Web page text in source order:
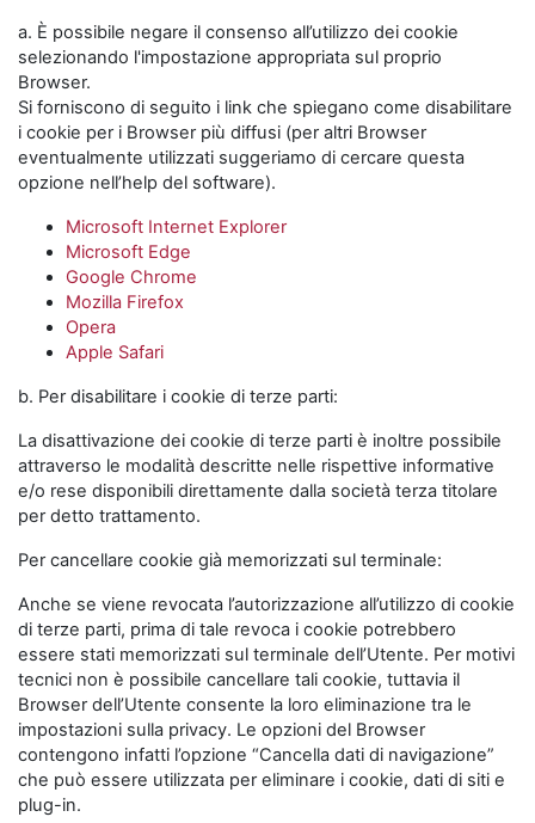
a. È possibile negare il consenso all’utilizzo dei cookie
selezionando l'impostazione appropriata sul proprio
Browser.
Si forniscono di seguito i link che spiegano come disabilitare
i cookie per i Browser più diffusi (per altri Browser
eventualmente utilizzati suggeriamo di cercare questa
opzione nell’help del software).
Microsoft Internet Explorer
Microsoft Edge
Google Chrome
Mozilla Firefox
Opera
Apple Safari
b. Per disabilitare i cookie di terze parti:
La disattivazione dei cookie di terze parti è inoltre possibile
attraverso le modalità descritte nelle rispettive informative
e/o rese disponibili direttamente dalla società terza titolare
per detto trattamento.
Per cancellare cookie già memorizzati sul terminale:
Anche se viene revocata l’autorizzazione all’utilizzo di cookie
di terze parti, prima di tale revoca i cookie potrebbero
essere stati memorizzati sul terminale dell’Utente. Per motivi
tecnici non è possibile cancellare tali cookie, tuttavia il
Browser dell’Utente consente la loro eliminazione tra le
impostazioni sulla privacy. Le opzioni del Browser
contengono infatti l’opzione “Cancella dati di navigazione”
che può essere utilizzata per eliminare i cookie, dati di siti e
plug-in.